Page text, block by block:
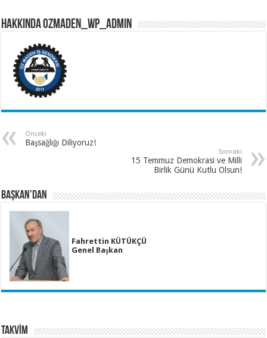
Hakkında ozmaden_wp_admin
Önceki
Başsağlığı Diliyoruz!
Sonraki
15 Temmuz Demokrasi ve Milli
Birlik Günü Kutlu Olsun!
BAŞKAN’DAN
Fahrettin KÜTÜKÇÜ
Genel Başkan
TAKVİM